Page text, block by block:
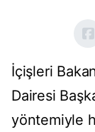
İçişleri
Dairesi
yöntemiyle